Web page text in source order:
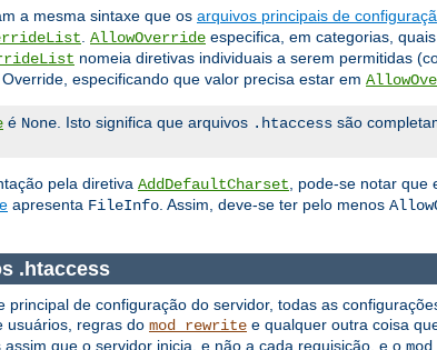
a mesma sintaxe que os arquivos principais de
AllowOverride especifica, em categorias,
nomeia diretivas individuais a serem permitidas
especificando que valor precisa estar em
é None . Isto significa que arquivos .htaccess são
pela diretiva AddDefaultCharset , pode-se notar
apresenta FileInfo . Assim, deve-se ter pelo menos
.htaccess
principal de configuração do servidor, todas as
usuários, regras do mod_rewrite e qualquer outra coisa
que o servidor inicia, e não a cada requisição, e o